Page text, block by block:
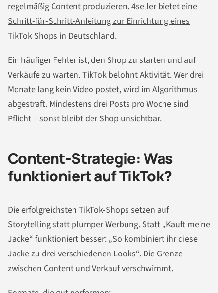
regelmäßig Content produzieren.4seller bietet eine
Schritt-für-Schritt-Anleitung zur Einrichtung eines
TikTok Shops in Deutschland.
Ein häufiger Fehler ist, den Shop zu starten und auf
Verkäufe zu warten. TikTok belohnt Aktivität. Wer drei
Monate lang kein Video postet, wird im Algorithmus
abgestraft. Mindestens drei Posts pro Woche sind
Pflicht – sonst bleibt der Shop unsichtbar.
Content-Strategie: Was
funktioniert auf TikTok?
Die erfolgreichsten TikTok-Shops setzen auf
Storytelling statt plumper Werbung. Statt „Kauft meine
Jacke“ funktioniert besser: „So kombiniert ihr diese
Jacke zu drei verschiedenen Looks“. Die Grenze
zwischen Content und Verkauf verschwimmt.